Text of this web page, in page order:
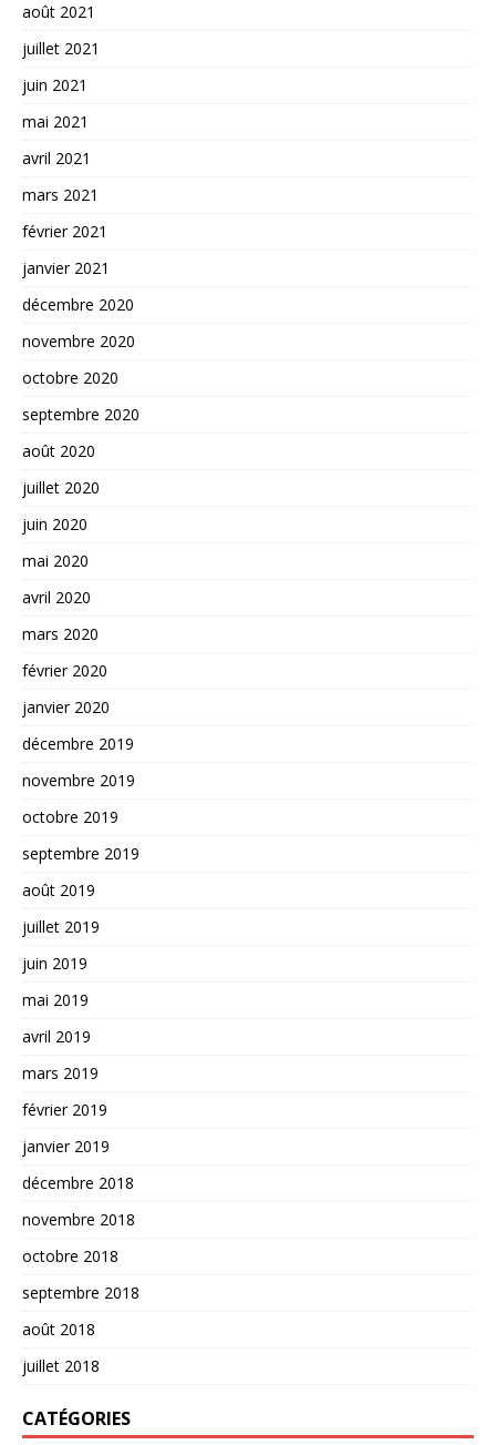
août 2021
juillet 2021
juin 2021
mai 2021
avril 2021
mars 2021
février 2021
janvier 2021
décembre 2020
novembre 2020
octobre 2020
septembre 2020
août 2020
juillet 2020
juin 2020
mai 2020
avril 2020
mars 2020
février 2020
janvier 2020
décembre 2019
novembre 2019
octobre 2019
septembre 2019
août 2019
juillet 2019
juin 2019
mai 2019
avril 2019
mars 2019
février 2019
janvier 2019
décembre 2018
novembre 2018
octobre 2018
septembre 2018
août 2018
juillet 2018
CATÉGORIES